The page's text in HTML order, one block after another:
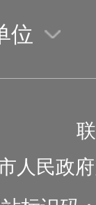
位
人民政